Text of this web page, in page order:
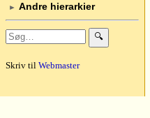
► Andre hierarkier
🔍
Skriv til Webmaster